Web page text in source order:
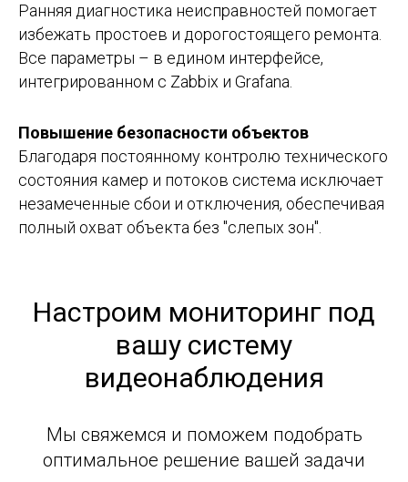
Ранняя диагностика неисправностей помогает
избежать простоев и дорогостоящего ремонта.
Все параметры – в едином интерфейсе,
интегрированном с Zabbix и Grafana.
Повышение безопасности объектов
Благодаря постоянному контролю технического
состояния камер и потоков система исключает
незамеченные сбои и отключения, обеспечивая
полный охват объекта без "слепых зон".
Настроим мониторинг под
вашу систему
видеонаблюдения
Мы свяжемся и поможем подобрать
оптимальное решение вашей задачи